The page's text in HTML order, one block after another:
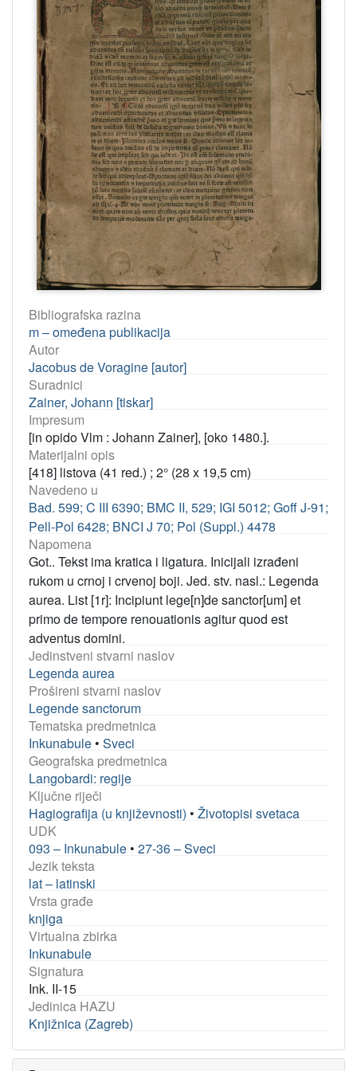
Bibliografska razina
m – omeđena publikacija
Autor
Jacobus de Voragine [autor]
Suradnici
Zainer, Johann [tiskar]
Impresum
[in opido Vlm : Johann Zainer], [oko 1480.].
Materijalni opis
[418] listova (41 red.) ; 2° (28 x 19,5 cm)
Navedeno u
Bad. 599; C III 6390; BMC II, 529; IGI 5012; Goff J-91;
Pell-Pol 6428; BNCI J 70; Pol (Suppl.) 4478
Napomena
Got.. Tekst ima kratica i ligatura. Inicijali izrađeni
rukom u crnoj i crvenoj boji. Jed. stv. nasl.: Legenda
aurea. List [1r]: Incipiunt lege[n]de sanctor[um] et
primo de tempore renouationis agitur quod est
adventus domini.
Jedinstveni stvarni naslov
Legenda aurea
Prošireni stvarni naslov
Legende sanctorum
Tematska predmetnica
Inkunabule • Sveci
Geografska predmetnica
Langobardi: regije
Ključne riječi
Hagiografija (u književnosti) • Životopisi svetaca
UDK
093 – Inkunabule • 27-36 – Sveci
Jezik teksta
lat – latinski
Vrsta građe
knjiga
Virtualna zbirka
Inkunabule
Signatura
Ink. II-15
Jedinica HAZU
Knjižnica (Zagreb)